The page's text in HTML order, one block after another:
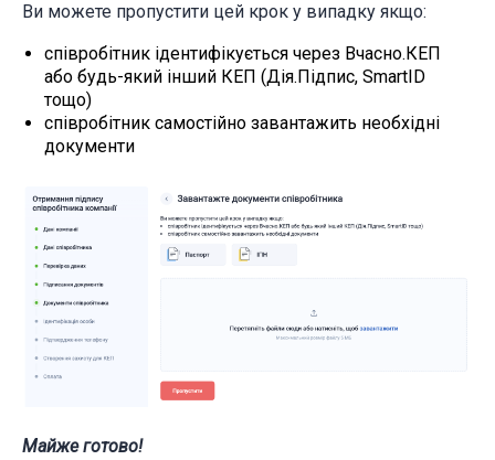
Ви можете пропустити цей крок у випадку якщо:
співробітник ідентифікується через Вчасно.КЕП
або будь-який інший КЕП (Дія.Підпис, SmartID
тощо)
співробітник самостійно завантажить необхідні
документи
Майже готово!